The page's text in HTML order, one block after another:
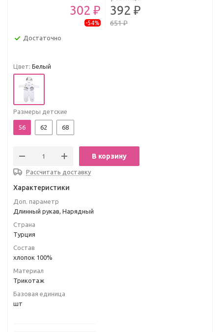
302 ₽
-54%
392 ₽
651 ₽
Достаточно
Цвет: Белый
Размеры детские
56 62 68
В корзину
Рассчитать доставку
Характеристики
Доп. параметр
Длинный рукав, Нарядный
Страна
Турция
Состав
хлопок 100%
Материал
Трикотаж
Базовая единица
шт